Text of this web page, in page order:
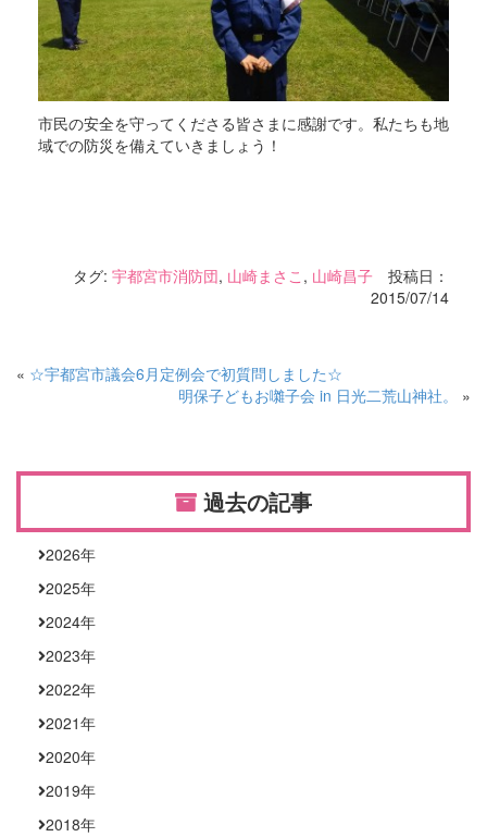
市民の安全を守ってくださる皆さまに感謝です。私たちも地
域での防災を備えていきましょう！
タグ: 宇都宮市消防団, 山崎まさこ , 山崎昌子 投稿日：
2015/07/14
« ☆宇都宮市議会6月定例会で初質問しました☆
明保子どもお囃子会 in 日光二荒山神社。
»
過去の記事
2026年
2025年
2024年
2023年
2022年
2021年
2020年
2019年
2018年